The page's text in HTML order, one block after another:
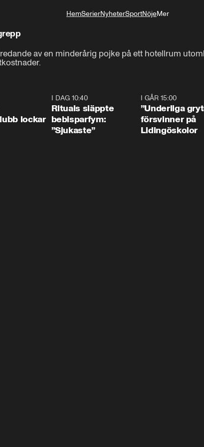
HemSerierNyheterSportNöjeMer
av en minderårig pojke på ett hotellrum
lockar
I DAG 10:40
Rituals släppte
bebisparfym:
”Sjukaste”
I GÅR 15:00
”Underliga
försvinner på
Lidingöskolor